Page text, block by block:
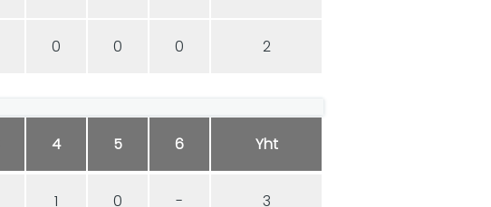
0 0 0 2
4 5 6 Yht
1 0 - 3